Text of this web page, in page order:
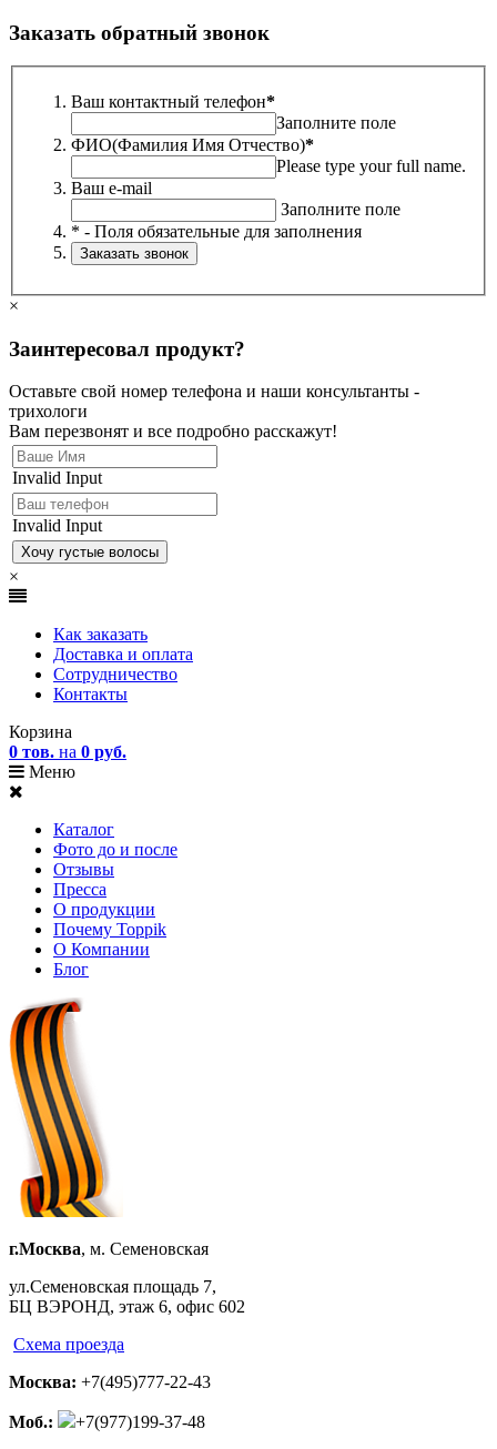
Заказать обратный звонок
Ваш контактный телефон*
Заполните поле
ФИО(Фамилия Имя Отчество)*
Please type your full name.
Ваш e-mail
Заполните поле
* - Поля обязательные для заполнения
×
Заинтересовал продукт?
Оставьте свой номер телефона и наши консультанты -
трихологи
Вам перезвонят и все подробно расскажут!
Invalid Input
Invalid Input
×
Как заказать
Доставка и оплата
Сотрудничество
Контакты
Корзина
0 тов. на 0 руб.
Меню
Каталог
Фото до и после
Отзывы
Пресса
О продукции
Почему Toppik
О Компании
Блог
г.Москва, м. Семеновская
ул.Семеновская площадь 7,
БЦ ВЭРОНД, этаж 6, офис 602
Схема проезда
Москва: +7(495)777-22-43
Моб.:
+7(977)199-37-48